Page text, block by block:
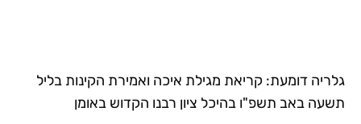
גלריה דומעת: קריאת מגילת איכה ואמירת הקינות בליל
תשעה באב תשפ"ו בהיכל ציון רבנו הקדוש באומן